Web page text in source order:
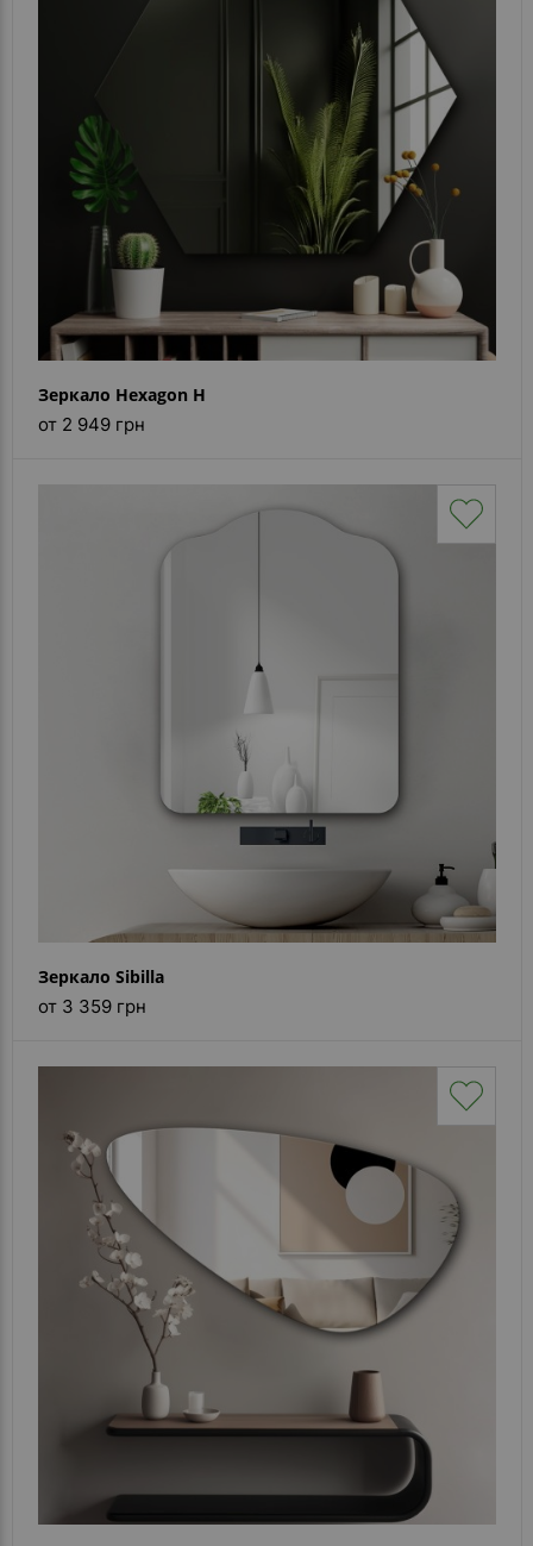
Зеркало Hexagon H
от 2 949 грн
Зеркало Sibilla
от 3 359 грн